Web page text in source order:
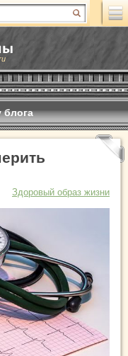
блога
Здоровый образ жизни